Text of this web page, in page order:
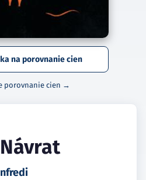
na porovnanie cien
porovnanie cien →